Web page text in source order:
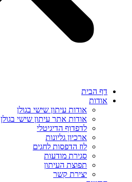
דף הבית
אודות
אודות עיתון שישי בגולן
אודות אתר עיתון שישי בגולן
לדפדוף הדיגיטלי
ארכיון גליונות
לוז הדפסות לחגים
סגירת מודעות
תפוצת העיתון
יצירת קשר